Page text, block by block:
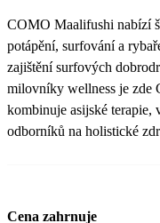
COMO Maalifushi nabízí
potápění, surfování a
zajištění surfových
milovníky wellness je zde
kombinuje asijské
odborníků na holistické
Cena zahrnuje